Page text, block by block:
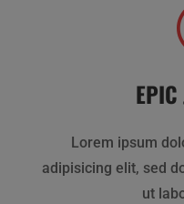
EPIC
Lorem ipsum
adipisicing elit, sed
ut